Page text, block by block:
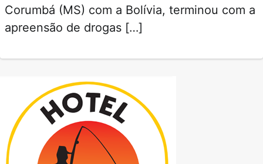
Corumbá (MS) com a Bolívia, terminou com a
apreensão de drogas […]